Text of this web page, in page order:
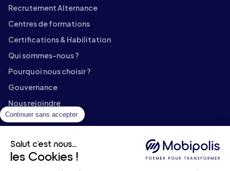
Continuer sans accepter
Salut c'est nous...
les Cookies !
Recrutement Alternance
Centres de formations
Certifications & Habilitation
Qui sommes-nous ?
Pourquoi nous choisir ?
Gouvernance
Nous rejoindre
Contact
Documents téléchargeables